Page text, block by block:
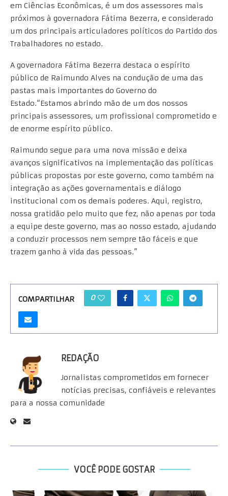
em Ciências Econômicas, é um dos assessores mais
próximos à governadora Fátima Bezerra, e considerado
um dos principais articuladores políticos do Partido dos
Trabalhadores no estado.
A governadora Fátima Bezerra destaca o espírito
público de Raimundo Alves na condução de uma das
pastas mais importantes do Governo do
Estado.“Estamos abrindo mão de um dos nossos
principais assessores, um profissional comprometido e
de enorme espírito público.
Raimundo segue para uma nova missão e deixa
avanços significativos na implementação das políticas
públicas propostas por este governo, como também na
integração as ações governamentais e diálogo
institucional com os demais poderes. Aqui, registro,
nossa gratidão pelo muito que fez, não apenas por toda
a equipe deste governo, mas ao nosso estado, ajudando
a conduzir processos nem sempre tão fáceis e que
trazem ganho à vida das pessoas.”
COMPARTILHAR 0
REDAÇÃO
Jornalistas comprometidos em fornecer
notícias precisas, confiáveis e relevantes
para a nossa comunidade
VOCÊ PODE GOSTAR